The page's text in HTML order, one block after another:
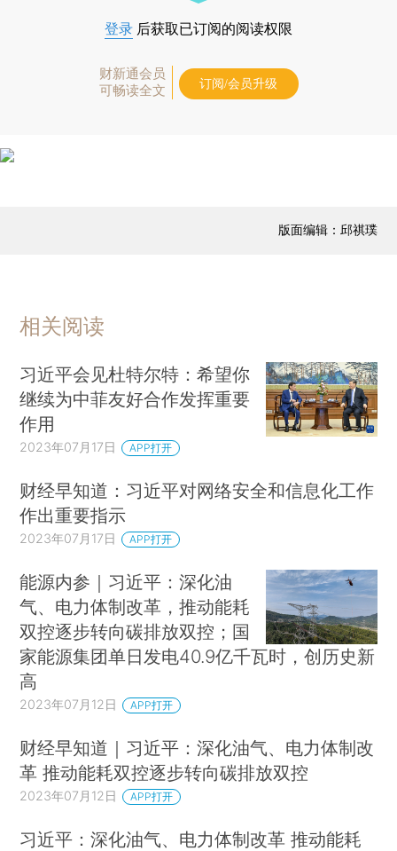
登录 后获取已订阅的阅读权限
财新通会员
可畅读全文
订阅/会员升级
版面编辑：邱祺璞
相关阅读
习近平会见杜特尔特：希望你
继续为中菲友好合作发挥重要
作用
2023年07月17日 APP打开
财经早知道：习近平对网络安全和信息化工作
作出重要指示
2023年07月17日 APP打开
能源内参｜习近平：深化油
气、电力体制改革，推动能耗
双控逐步转向碳排放双控；国
家能源集团单日发电40.9亿千瓦时，创历史新
高
2023年07月12日 APP打开
财经早知道｜习近平：深化油气、电力体制改
革 推动能耗双控逐步转向碳排放双控
2023年07月12日 APP打开
习近平：深化油气、电力体制改革 推动能耗